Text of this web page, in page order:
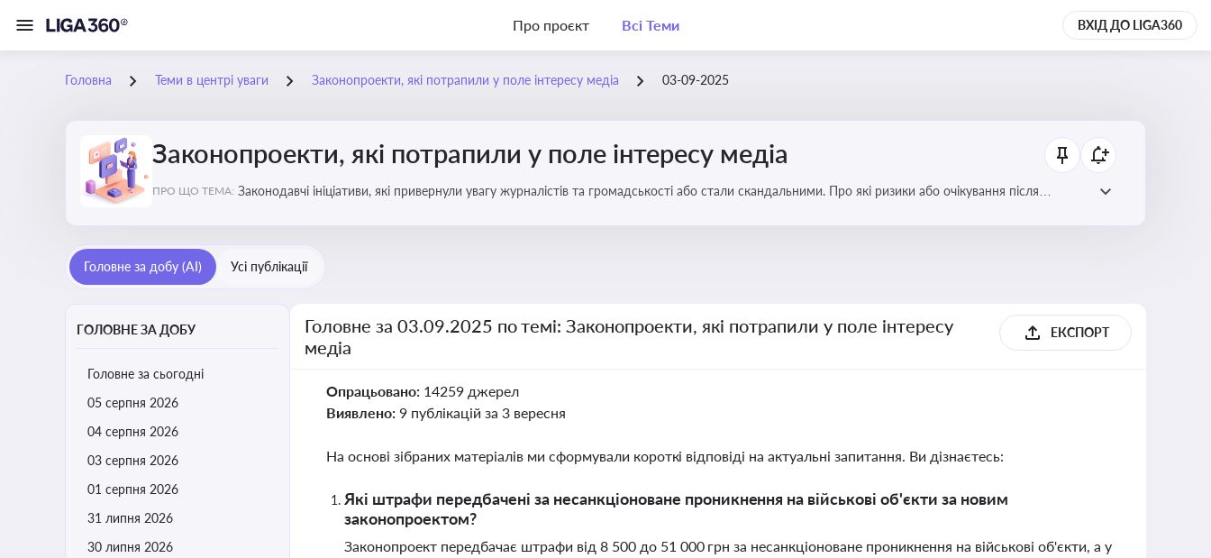
Про проєкт Всі Теми ВХІД ДО LIGA360
Головна Теми в центрі уваги Законопроекти, які потрапили у поле інтересу медіа 03-09-2025
Законопроекти, які потрапили у поле інтересу медіа
ПРО ЩО ТЕМА: Законодавчі ініціативи, які привернули увагу журналістів та громадськості або стали скандальними. Про які ризики або очікування після
Головне за добу (AI) Усі публікації
ГОЛОВНЕ ЗА ДОБУ
Головне за сьогодні
05 серпня 2026
04 серпня 2026
03 серпня 2026
01 серпня 2026
31 липня 2026
30 липня 2026
Головне за 03.09.2025 по темі: Законопроекти, які потрапили у поле інтересу
медіа
ЕКСПОРТ
Опрацьовано: 14259 джерел
Виявлено: 9 публікацій за 3 вересня
На основі зібраних матеріалів ми сформували короткі відповіді на актуальні запитання. Ви дізнаєтесь:
Які штрафи передбачені за несанкціоноване проникнення на військові об'єкти за новим
законопроектом?
Законопроект передбачає штрафи від 8 500 до 51 000 грн за несанкціоноване проникнення на військові об'єкти, а у